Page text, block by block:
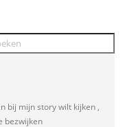
bij mijn story wilt kijken ,
bezwijken